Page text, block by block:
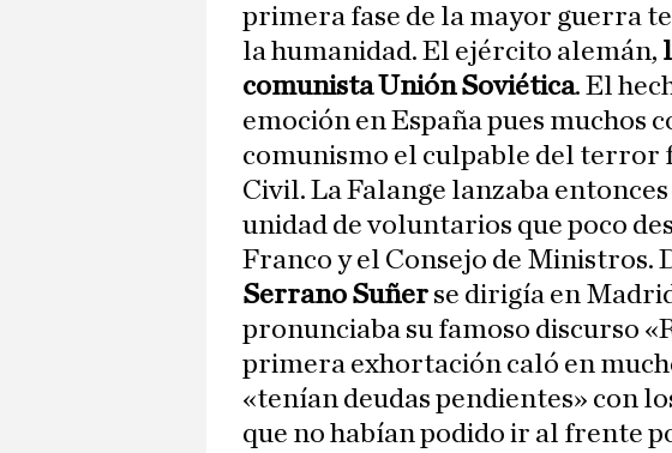
primera fase de la mayor guerra
la humanidad. El ejército alemán,
comunista Unión Soviética. El
emoción en España pues muchos
comunismo el culpable del terror
Civil. La Falange lanzaba
unidad de voluntarios que poco
Franco y el Consejo de Ministros.
Serrano Suñer se dirigía en
pronunciaba su famoso discurso
primera exhortación caló en
«tenían deudas pendientes» con
que no habían podido ir al frente